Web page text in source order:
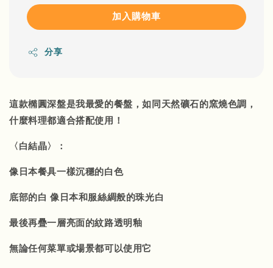
加入購物車
分享
這款橢圓深盤是我最愛的餐盤，如同天然礦石的窯燒色調，
什麼料理都適合搭配使用！
〈白結晶〉：
像日本餐具一樣沉穩的白色
底部的白 像日本和服絲綢般的珠光白
最後再疊一層亮面的紋路透明釉
無論任何菜單或場景都可以使用它